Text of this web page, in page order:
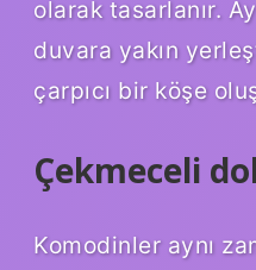
olarak tasarlanır.
duvara yakın
çarpıcı bir köşe
Çekmeceli
Komodinler aynı